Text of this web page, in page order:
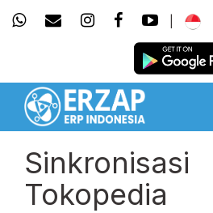
Sinkronisasi
Tokopedia